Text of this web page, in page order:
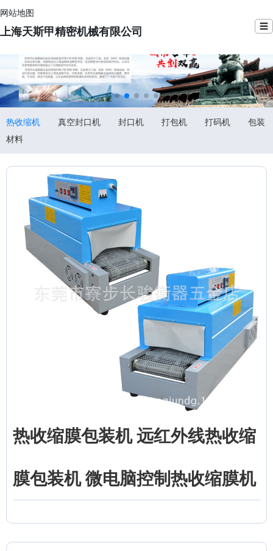
网站地图
上海天斯甲精密机械有限公司 ☰
热收缩机 真空封口机 封口机 打包机 打码机
包装
材料
热收缩膜包装机 远红外线热收缩
膜包装机 微电脑控制热收缩膜机